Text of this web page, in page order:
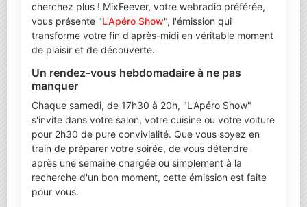
cherchez plus ! MixFeever, votre webradio préférée,
vous présente "L'Apéro Show", l'émission qui
transforme votre fin d'après-midi en véritable moment
de plaisir et de découverte.
Un rendez-vous hebdomadaire à ne pas
manquer
Chaque samedi, de 17h30 à 20h, "L'Apéro Show"
s'invite dans votre salon, votre cuisine ou votre voiture
pour 2h30 de pure convivialité. Que vous soyez en
train de préparer votre soirée, de vous détendre
après une semaine chargée ou simplement à la
recherche d'un bon moment, cette émission est faite
pour vous.